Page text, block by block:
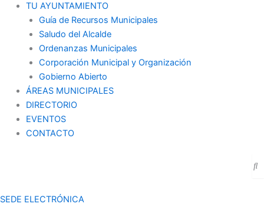
TU AYUNTAMIENTO
Guía de Recursos Municipales
Saludo del Alcalde
Ordenanzas Municipales
Corporación Municipal y Organización
Gobierno Abierto
ÁREAS MUNICIPALES
DIRECTORIO
EVENTOS
CONTACTO
SEDE ELECTRÓNICA